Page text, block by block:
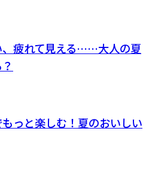
、疲れて見える……大人の夏
もっと楽しむ！夏のおいしい